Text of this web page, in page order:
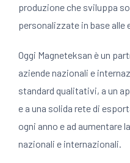
produzione che sviluppa
personalizzate in base alle
Oggi Magneteksan è un
aziende nazionali e
standard qualitativi, a un
e a una solida rete di
ogni anno e ad aumentare
nazionali e internazionali.